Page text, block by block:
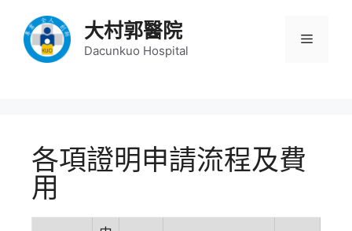
大村郭醫院
Dacunkuo Hospital
各項證明申請流程及費
用